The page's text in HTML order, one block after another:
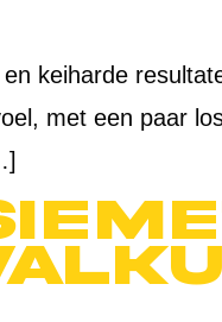
keiharde
met een paar